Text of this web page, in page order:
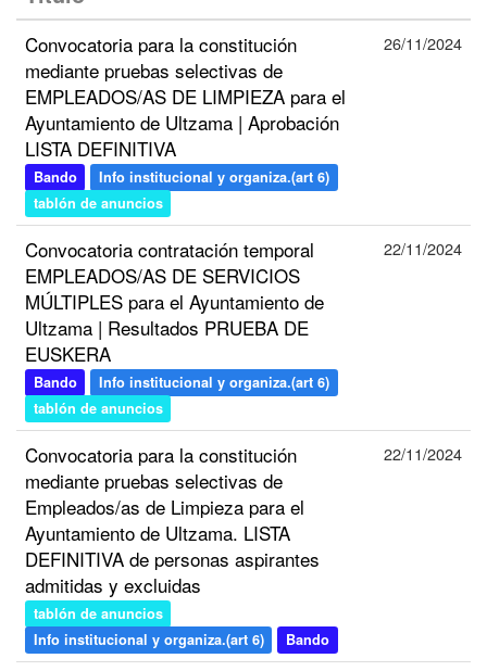
Convocatoria para la constitución
mediante pruebas selectivas de
EMPLEADOS/AS DE LIMPIEZA para el
Ayuntamiento de Ultzama | Aprobación
LISTA DEFINITIVA
Bando
Info institucional y organiza.(art 6)
tablón de anuncios
26/11/2024
Convocatoria contratación temporal
EMPLEADOS/AS DE SERVICIOS
MÚLTIPLES para el Ayuntamiento de
Ultzama | Resultados PRUEBA DE
EUSKERA
Bando
Info institucional y organiza.(art 6)
tablón de anuncios
22/11/2024
Convocatoria para la constitución
mediante pruebas selectivas de
Empleados/as de Limpieza para el
Ayuntamiento de Ultzama. LISTA
DEFINITIVA de personas aspirantes
admitidas y excluidas
tablón de anuncios
Info institucional y organiza.(art 6)
Bando
22/11/2024